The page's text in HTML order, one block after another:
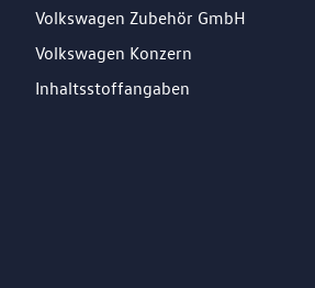
Volkswagen Zubehör GmbH
Volkswagen Konzern
Inhaltsstoffangaben